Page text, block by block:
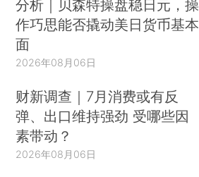
分析｜贝森特操盘稳日元，操
作巧思能否撬动美日货币基本
面
2026年08月06日
财新调查｜7月消费或有反
弹、出口维持强劲 受哪些因
素带动？
2026年08月06日